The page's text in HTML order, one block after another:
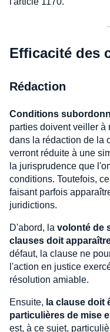
Efficacité des
Rédaction
Conditions
parties doivent veiller à
dans la rédaction de la
verront réduite à une
la jurisprudence que
conditions. Toutefois,
faisant parfois
juridictions.
D'abord, la volonté de
clauses doit
défaut, la clause ne
l'action en justice
résolution amiable.
Ensuite, la clause doit
particulières de mise
est, à ce sujet,